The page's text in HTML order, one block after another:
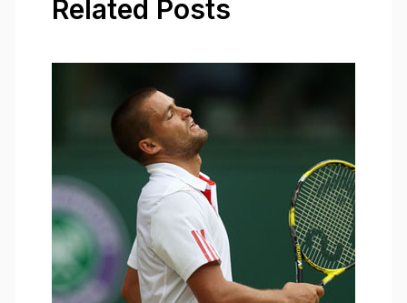
Related Posts